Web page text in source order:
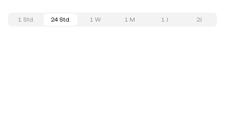
1 Std. 24 Std. 1 W 1 M 1 J 2J